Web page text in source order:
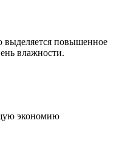
выделяется повышенное
влажности.
экономию